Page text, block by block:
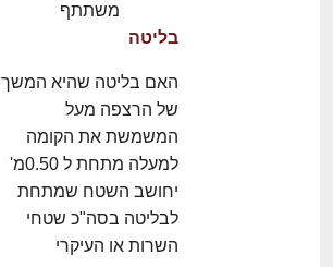
משתתף
בליטה
האם בליטה שהיא המשך
של הרצפה מעל
המשמשת את הקומה
למעלה מתחת ל 0.50מ'
יחושב השטח שמתחת
לבליטה בסה"כ שטחי
השרות או העיקרי